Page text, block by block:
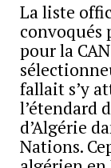
La liste
convoqués
pour la
fallait s’y
l’étendard
d’Algérie
Nations.